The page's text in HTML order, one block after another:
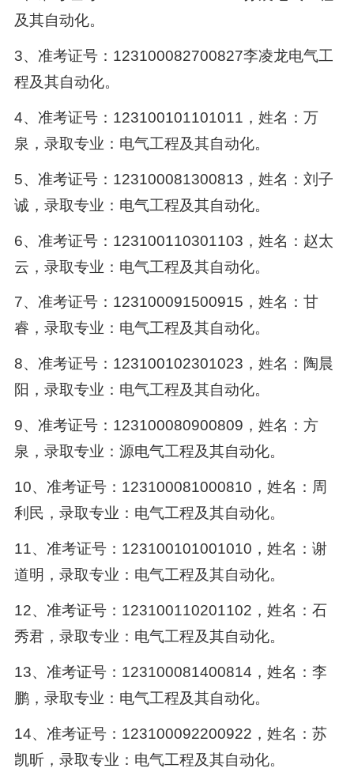
及其自动化。
3、准考证号：123100082700827李凌龙电气工
程及其自动化。
4、准考证号：123100101101011，姓名：万
泉，录取专业：电气工程及其自动化。
5、准考证号：123100081300813，姓名：刘子
诚，录取专业：电气工程及其自动化。
6、准考证号：123100110301103，姓名：赵太
云，录取专业：电气工程及其自动化。
7、准考证号：123100091500915，姓名：甘
睿，录取专业：电气工程及其自动化。
8、准考证号：123100102301023，姓名：陶晨
阳，录取专业：电气工程及其自动化。
9、准考证号：123100080900809，姓名：方
泉，录取专业：源电气工程及其自动化。
10、准考证号：123100081000810，姓名：周
利民，录取专业：电气工程及其自动化。
11、准考证号：123100101001010，姓名：谢
道明，录取专业：电气工程及其自动化。
12、准考证号：123100110201102，姓名：石
秀君，录取专业：电气工程及其自动化。
13、准考证号：123100081400814，姓名：李
鹏，录取专业：电气工程及其自动化。
14、准考证号：123100092200922，姓名：苏
凯昕，录取专业：电气工程及其自动化。